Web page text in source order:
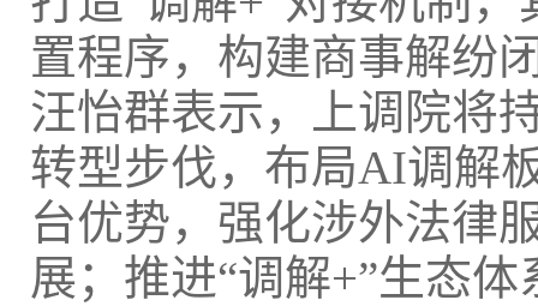
置程序，构建商事解纷
汪怡群表示，上调院将
转型步伐，布局AI调解
台优势，强化涉外法律
展；推进“调解+”生态